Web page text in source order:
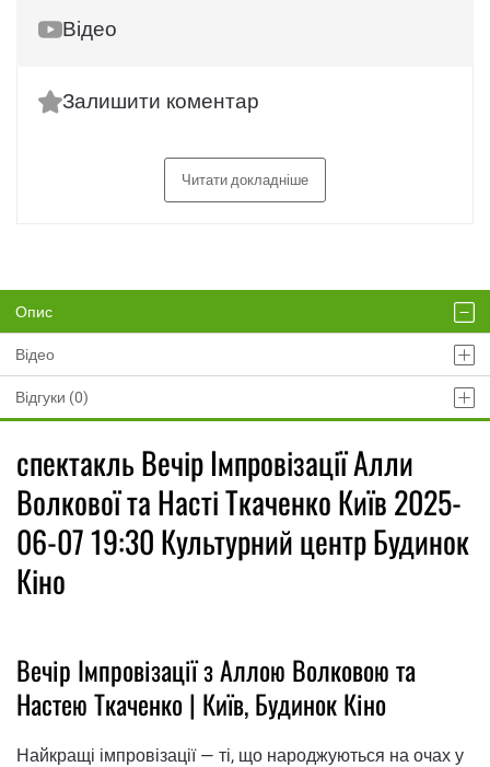
Відео
Залишити коментар
Читати докладніше
Опис
Відео
Відгуки (0)
спектакль Вечір Імпровізації Алли
Волкової та Насті Ткаченко Київ 2025-
06-07 19:30 Культурний центр Будинок
Кіно
Вечір Імпровізації з Аллою Волковою та
Настею Ткаченко | Київ, Будинок Кіно
Найкращі імпровізації — ті, що народжуються на очах у